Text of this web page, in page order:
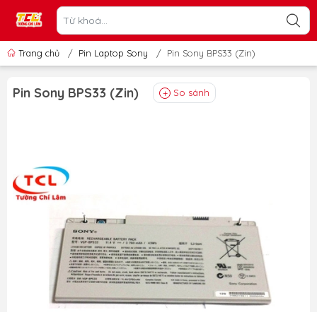
Trang chủ / Pin Laptop Sony / Pin Sony BPS33 (Zin)
Pin Sony BPS33 (Zin) So sánh